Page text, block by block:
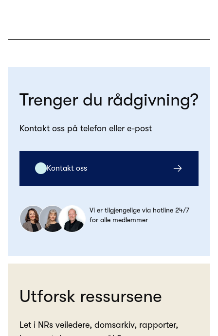
Trenger du rådgivning?
Kontakt oss på telefon eller e-post
Kontakt oss
Vi er tilgjengelige via hotline 24/7
for alle medlemmer
Utforsk ressursene
Let i NRs veiledere, domsarkiv, rapporter,